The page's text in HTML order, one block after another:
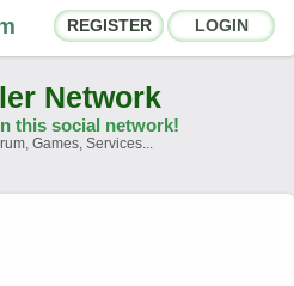
REGISTER LOGIN
Network
this social network!
Games, Services...